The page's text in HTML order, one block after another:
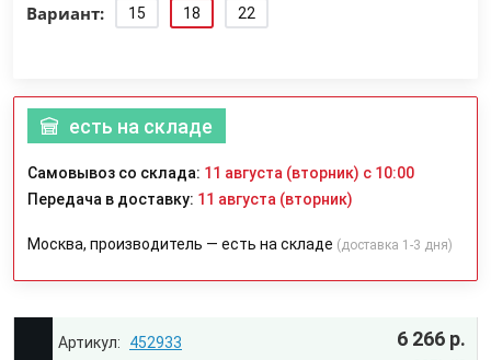
Вариант: 15 18 22
есть на складе
Самовывоз со склада: 11 августа (вторник) с 10:00
Передача в доставку: 11 августа (вторник)
Москва, производитель — есть на складе (доставка 1-3 дня)
452933 6 266 р.